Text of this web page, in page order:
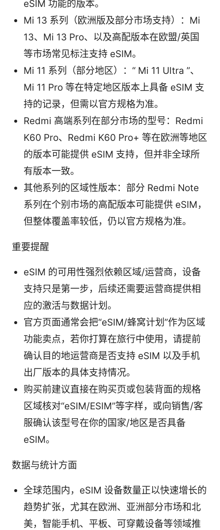
eSIM 功能的版本。
Mi 13 系列（欧洲版及部分市场支持）：Mi
13、Mi 13 Pro、以及高配版本在欧盟/英国
等市场常见标注支持 eSIM。
Mi 11 系列（部分地区）：“ Mi 11 Ultra ”、
Mi 11 Pro 等在特定地区版本上具备 eSIM 支
持的记录，但需以官方规格为准。
Redmi 高端系列在部分市场的型号：Redmi
K60 Pro、Redmi K60 Pro+ 等在欧洲等地区
的版本可能提供 eSIM 支持，但并非全球所
有版本一致。
其他系列的区域性版本：部分 Redmi Note
系列在个别市场的高配版本可能提供 eSIM，
但整体覆盖率较低，仍以官方规格为准。
重要提醒
eSIM 的可用性强烈依赖区域/运营商，设备
支持只是第一步，后续还需要运营商提供相
应的激活与数据计划。
官方页面通常会把“eSIM/蜂窝计划”作为区域
功能卖点，若你打算在旅行中使用，请提前
确认目的地运营商是否支持 eSIM 以及手机
出厂版本的具体支持情况。
购买前建议直接在购买页或包装背面的规格
区域核对“eSIM/ESIM”等字样，或向销售/客
服确认该型号在你的国家/地区是否具备
eSIM。
数据与统计方面
全球范围内，eSIM 设备数量正以快速增长的
趋势扩张，尤其在欧洲、亚洲部分市场和北
美，智能手机、平板、可穿戴设备等领域推